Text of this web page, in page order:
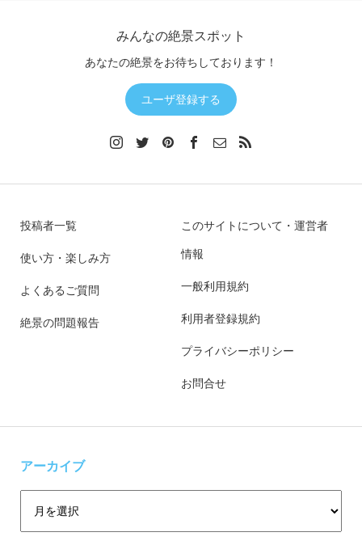
みんなの絶景スポット
あなたの絶景をお待ちしております！
ユーザ登録する
投稿者一覧
使い方・楽しみ方
よくあるご質問
絶景の問題報告
このサイトについて・運営者
情報
一般利用規約
利用者登録規約
プライバシーポリシー
お問合せ
アーカイブ